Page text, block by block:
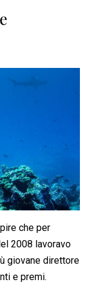
che per
2008 lavoravo
giovane direttore
e premi.